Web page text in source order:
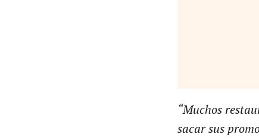
“Muchos
sacar sus